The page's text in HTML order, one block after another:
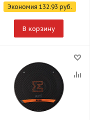
Экономия 132.93 руб.
В корзину